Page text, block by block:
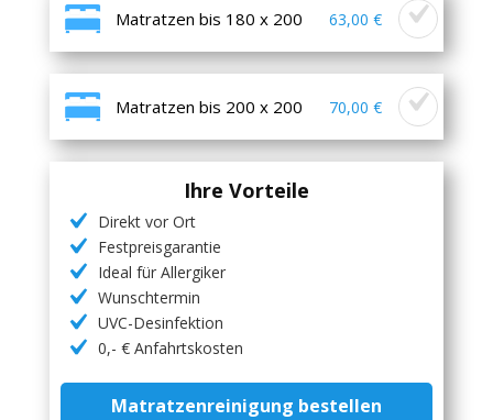
Matratzen bis 180 x 200 63,00 €
Matratzen bis 200 x 200 70,00 €
Ihre Vorteile
Direkt vor Ort
Festpreisgarantie
Ideal für Allergiker
Wunschtermin
UVC-Desinfektion
0,- € Anfahrtskosten
Matratzenreinigung bestellen